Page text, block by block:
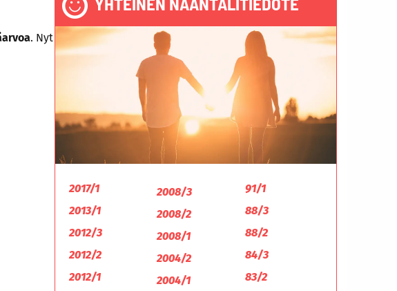
. Nyt
2017/1
2013/1
2012/3
2012/2
2012/1
2008/3
2008/2
2008/1
2004/2
2004/1
91/1
88/3
88/2
84/3
83/2